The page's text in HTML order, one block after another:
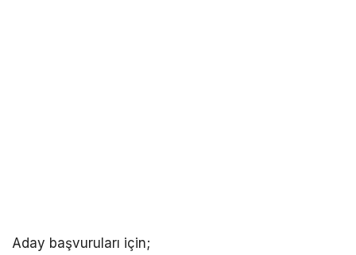
Aday başvuruları için;